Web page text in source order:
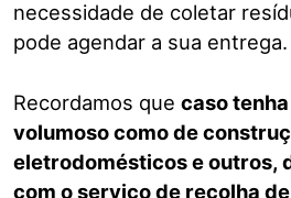
necessidade de coletar
pode agendar a sua entrega.
Recordamos que caso
volumoso como de
eletrodomésticos e outros,
com o serviço de recolha